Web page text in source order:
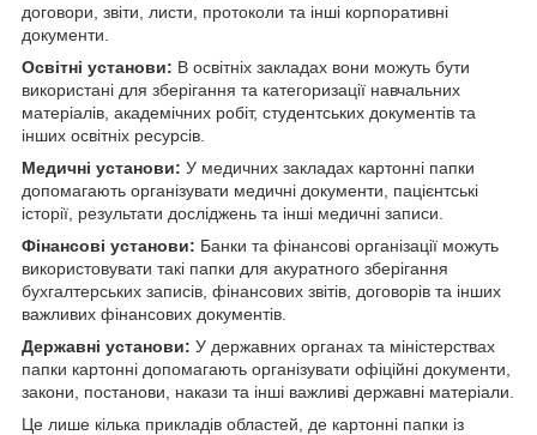
договори, звіти, листи, протоколи та інші корпоративні
документи.
Освітні установи: В освітніх закладах вони можуть бути
використані для зберігання та категоризації навчальних
матеріалів, академічних робіт, студентських документів та
інших освітніх ресурсів.
Медичні установи: У медичних закладах картонні папки
допомагають організувати медичні документи, пацієнтські
історії, результати досліджень та інші медичні записи.
Фінансові установи: Банки та фінансові організації можуть
використовувати такі папки для акуратного зберігання
бухгалтерських записів, фінансових звітів, договорів та інших
важливих фінансових документів.
Державні установи: У державних органах та міністерствах
папки картонні допомагають організувати офіційні документи,
закони, постанови, накази та інші важливі державні матеріали.
Це лише кілька прикладів областей, де картонні папки із